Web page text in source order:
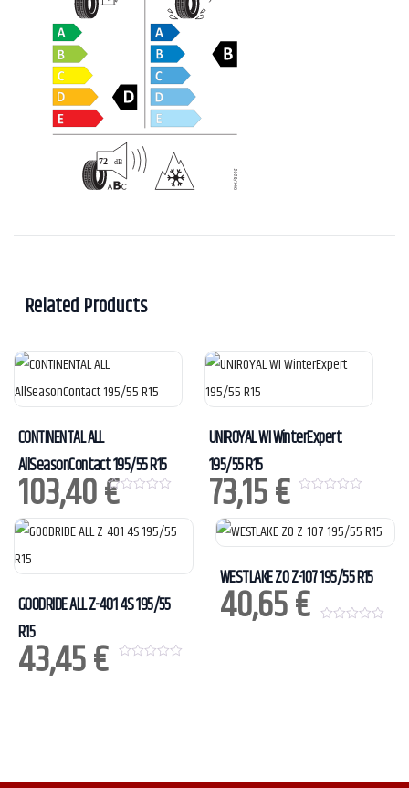
Related Products
CONTINENTAL ALL
AllSeasonContact 195/55 R15
103,40€
0
u
t
UNIROYAL WI WinterExpert
195/55 R15
73,15€
u
t
o
GOODRIDE ALL Z-401 4S 195/55
R15
43,45€
WESTLAKE ZO Z-107 195/55 R15
40,65€